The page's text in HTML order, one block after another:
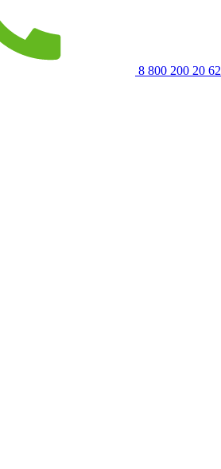
8 800 200 20 62